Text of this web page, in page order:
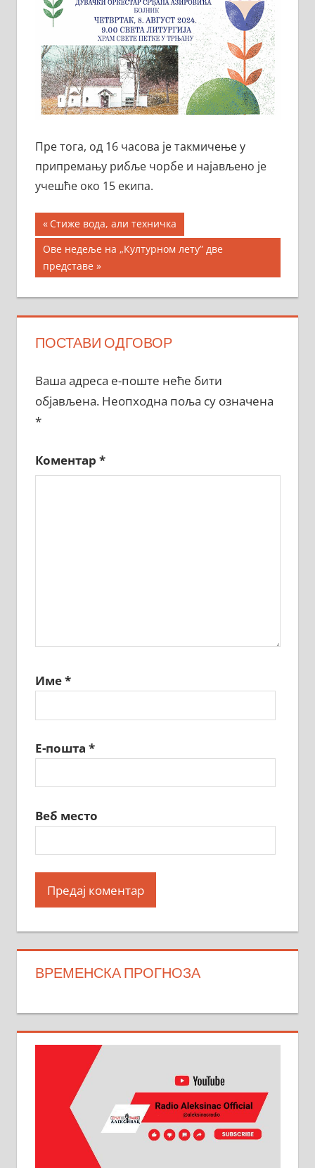
Пре тога, од 16 часова је такмичење у
припремању рибље чорбе и најављено је
учешће око 15 екипа.
Кретање
чланка
Previous
Post:
Стиже вода, али техничка
Next
Post:
Ове недеље на „Културном лету” две
представе
ПОСТАВИ ОДГОВОР
Ваша адреса е-поште неће бити
објављена. Неопходна поља су означена
*
Коментар *
Име*
Е-пошта *
Веб место
ВРЕМЕНСКА ПРОГНОЗА